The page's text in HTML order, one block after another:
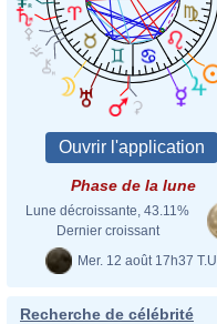
Phase de la lune
Lune décroissante, 43.11%
Dernier croissant
Mer. 12 août 17h37 T.U.
Recherche de célébrité